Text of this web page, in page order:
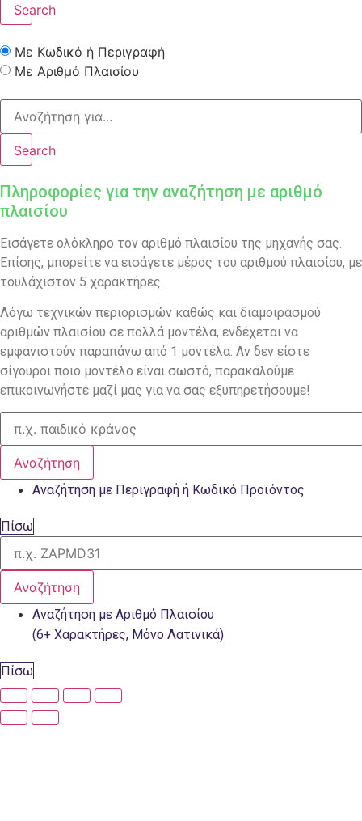
Search
Με Κωδικό ή Περιγραφή
Με Αριθμό Πλαισίου
Search
Πληροφορίες για την αναζήτηση με αριθμό
πλαισίου
Εισάγετε ολόκληρο τον αριθμό πλαισίου της μηχανής σας.
Επίσης, μπορείτε να εισάγετε μέρος του αριθμού πλαισίου, με
τουλάχιστον 5 χαρακτήρες.
Λόγω τεχνικών περιορισμών καθώς και διαμοιρασμού
αριθμών πλαισίου σε πολλά μοντέλα, ενδέχεται να
εμφανιστούν παραπάνω από 1 μοντέλα. Αν δεν είστε
σίγουροι ποιο μοντέλο είναι σωστό, παρακαλούμε
επικοινωνήστε μαζί μας για να σας εξυπηρετήσουμε!
Αναζήτηση
Αναζήτηση με Περιγραφή ή Κωδικό Προϊόντος
Πίσω
Αναζήτηση
Αναζήτηση με Αριθμό Πλαισίου
(6+ Χαρακτήρες, Μόνο Λατινικά)
Πίσω